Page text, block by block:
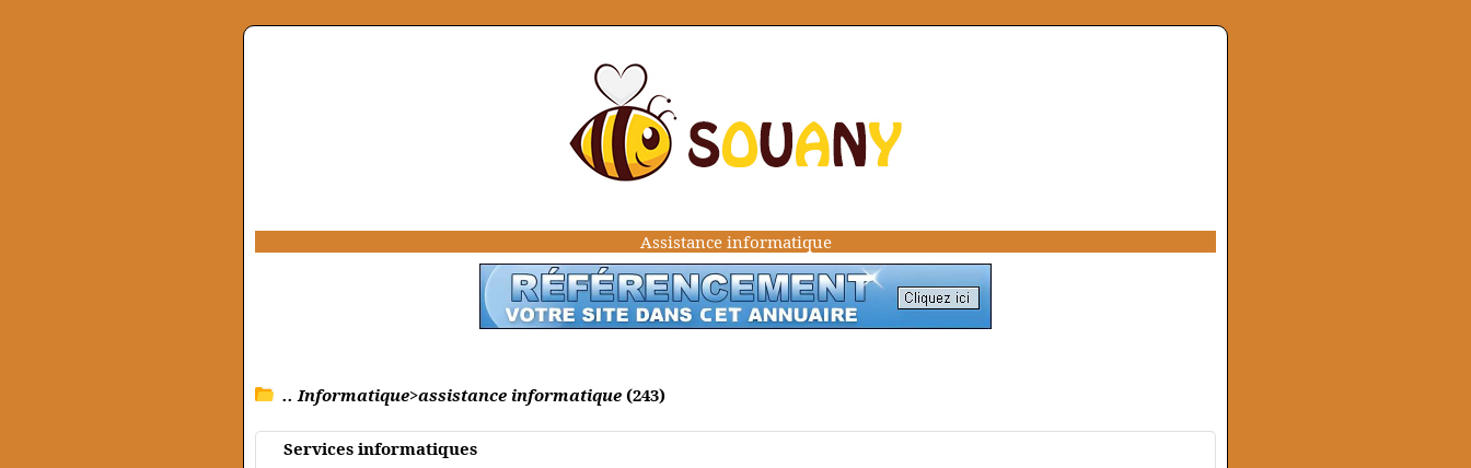
Assistance informatique
.. Informatique>assistance informatique (243)
Services informatiques